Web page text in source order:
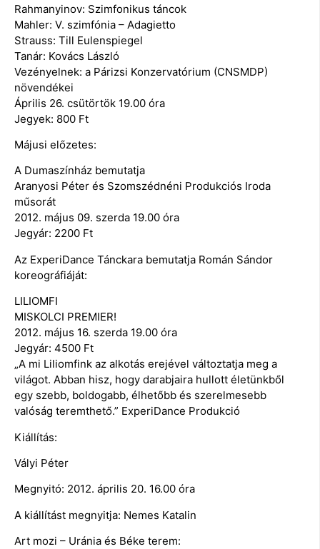
Rahmanyinov: Szimfonikus táncok
Mahler: V. szimfónia – Adagietto
Strauss: Till Eulenspiegel
Tanár: Kovács László
Vezényelnek: a Párizsi Konzervatórium (CNSMDP)
növendékei
Április 26. csütörtök 19.00 óra
Jegyek: 800 Ft
Májusi előzetes:
A Dumaszínház bemutatja
Aranyosi Péter és Szomszédnéni Produkciós Iroda
műsorát
2012. május 09. szerda 19.00 óra
Jegyár: 2200 Ft
Az ExperiDance Tánckara bemutatja Román Sándor
koreográfiáját:
LILIOMFI
MISKOLCI PREMIER!
2012. május 16. szerda 19.00 óra
Jegyár: 4500 Ft
„A mi Liliomfink az alkotás erejével változtatja meg a
világot. Abban hisz, hogy darabjaira hullott életünkből
egy szebb, boldogabb, élhetőbb és szerelmesebb
valóság teremthető.” ExperiDance Produkció
Kiállítás:
Vályi Péter
Megnyitó: 2012. április 20. 16.00 óra
A kiállítást megnyitja: Nemes Katalin
Art mozi – Uránia és Béke terem: